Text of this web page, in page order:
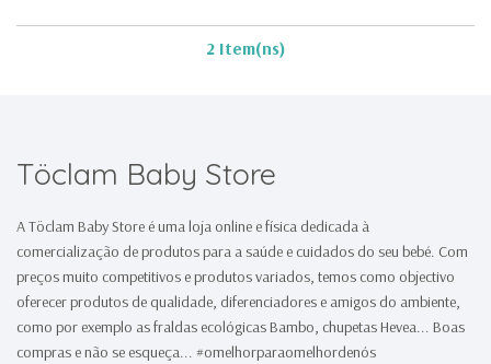
2 Item(ns)
Töclam Baby Store
A Töclam Baby Store é uma loja online e física dedicada à
comercialização de produtos para a saúde e cuidados do seu bebé. Com
preços muito competitivos e produtos variados, temos como objectivo
oferecer produtos de qualidade, diferenciadores e amigos do ambiente,
como por exemplo as fraldas ecológicas Bambo, chupetas Hevea... Boas
compras e não se esqueça... #omelhorparaomelhordenós